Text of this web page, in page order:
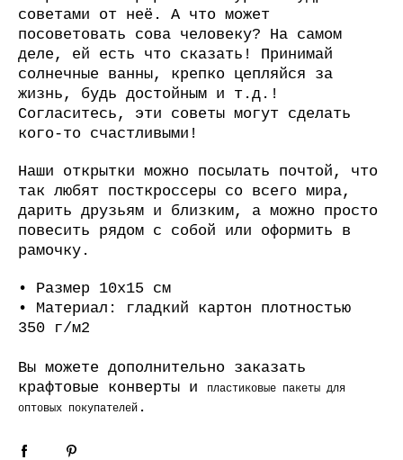
советами от неё. А что может
посоветовать сова человеку? На самом
деле, ей есть что сказать! Принимай
солнечные ванны, крепко цепляйся за
жизнь, будь достойным и т.д.!
Согласитесь, эти советы могут сделать
кого-то счастливыми!
Наши открытки можно посылать почтой, что
так любят посткроссеры со всего мира,
дарить друзьям и близким, а можно просто
повесить рядом с собой или оформить в
рамочку.
• Размер 10х15 см
• Материал: гладкий картон плотностью
350 г/м2
Вы можете дополнительно заказать
крафтовые конверты и
пластиковые пакеты для
оптовых покупателей .